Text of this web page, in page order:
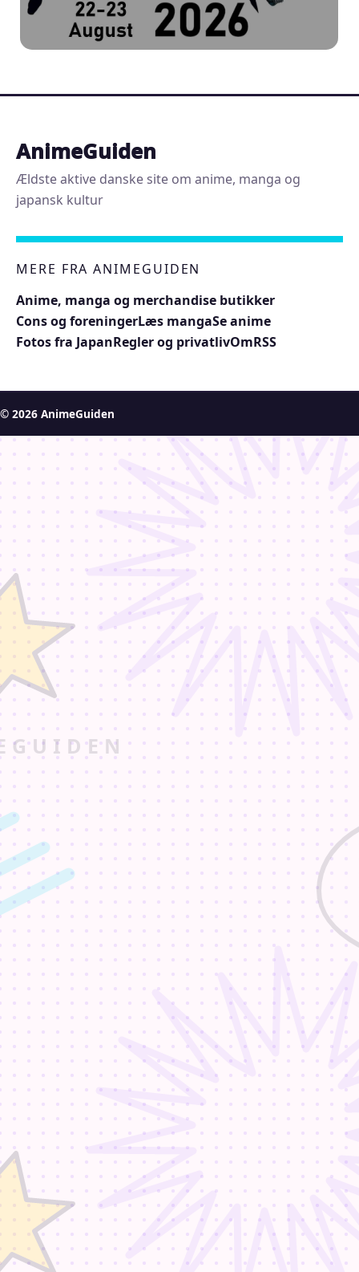
AnimeGuiden
Ældste aktive danske site om anime, manga og
japansk kultur
MERE FRA ANIMEGUIDEN
Anime, manga og merchandise butikker
Cons og foreningerLæs mangaSe anime
Fotos fra JapanRegler og privatlivOmRSS
© 2026 AnimeGuiden